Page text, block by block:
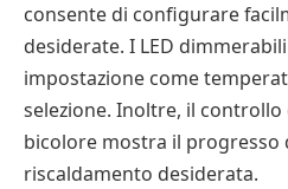
consente di configurare
desiderate. I LED
impostazione come
selezione. Inoltre, il
bicolore mostra il progresso
riscaldamento desiderata.